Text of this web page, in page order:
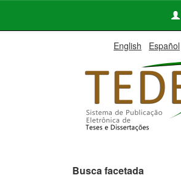
English Español
Busca facetada